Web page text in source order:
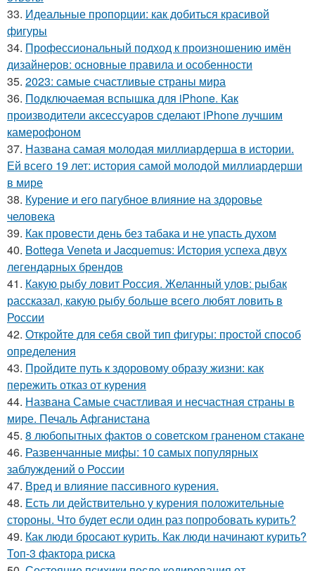
33. Идеальные пропорции: как добиться красивой
фигуры
34. Профессиональный подход к произношению имён
дизайнеров: основные правила и особенности
35. 2023: самые счастливые страны мира
36. Подключаемая вспышка для iPhone. Как
производители аксессуаров сделают iPhone лучшим
камерофоном
37. Названа самая молодая миллиардерша в истории.
Ей всего 19 лет: история самой молодой миллиардерши
в мире
38. Курение и его пагубное влияние на здоровье
человека
39. Как провести день без табака и не упасть духом
40. Bottega Veneta и Jacquemus: История успеха двух
легендарных брендов
41. Какую рыбу ловит Россия. Желанный улов: рыбак
рассказал, какую рыбу больше всего любят ловить в
России
42. Откройте для себя свой тип фигуры: простой способ
определения
43. Пройдите путь к здоровому образу жизни: как
пережить отказ от курения
44. Названа Самые счастливая и несчастная страны в
мире. Печаль Афганистана
45. 8 любопытных фактов о советском граненом стакане
46. Развенчанные мифы: 10 самых популярных
заблуждений о России
47. Вред и влияние пассивного курения.
48. Есть ли действительно у курения положительные
стороны. Что будет если один раз попробовать курить?
49. Как люди бросают курить. Как люди начинают курить?
Топ-3 фактора риска